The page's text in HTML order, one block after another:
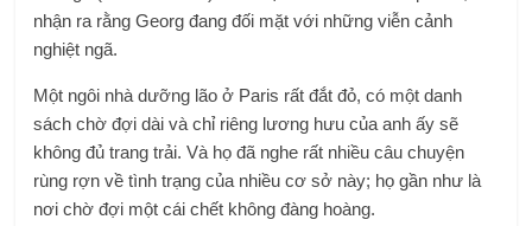
nhận ra rằng Georg đang đối mặt với những viễn cảnh
nghiệt ngã.
Một ngôi nhà dưỡng lão ở Paris rất đắt đỏ, có một danh
sách chờ đợi dài và chỉ riêng lương hưu của anh ấy sẽ
không đủ trang trải. Và họ đã nghe rất nhiều câu chuyện
rùng rợn về tình trạng của nhiều cơ sở này; họ gần như là
nơi chờ đợi một cái chết không đàng hoàng.